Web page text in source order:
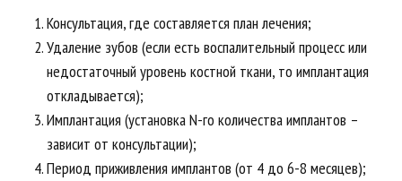
Консультация, где составляется план лечения;
Удаление зубов (если есть воспалительный процесс или
недостаточный уровень костной ткани, то имплантация
откладывается);
Имплантация (установка N-го количества имплантов –
зависит от консультации);
Период приживления имплантов (от 4 до 6-8 месяцев);